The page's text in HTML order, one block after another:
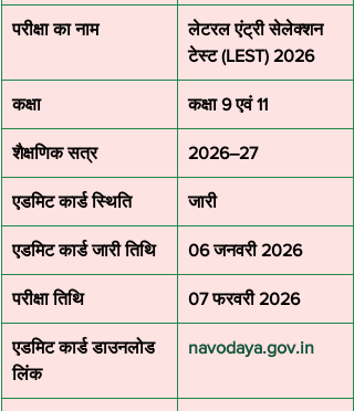
परीक्षा का नाम
लेटरल एंट्री सेलेक्शन
टेस्ट (LEST) 2026
कक्षा कक्षा 9 एवं 11
शैक्षणिक सत्र 2026–27
एडमिट कार्ड स्थिति जारी
एडमिट कार्ड जारी तिथि 06 जनवरी 2026
परीक्षा तिथि 07 फरवरी 2026
एडमिट कार्ड डाउनलोड
लिंक
navodaya.gov.in